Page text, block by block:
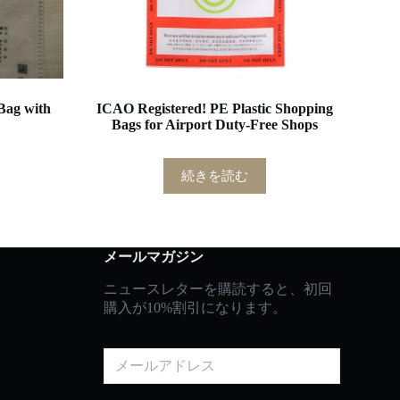
with
ICAO Registered! PE Plastic Shopping
Bags for Airport Duty-Free Shops
続きを読む
メールマガジン
ニュースレターを購読すると、初回
購入が10%割引になります。